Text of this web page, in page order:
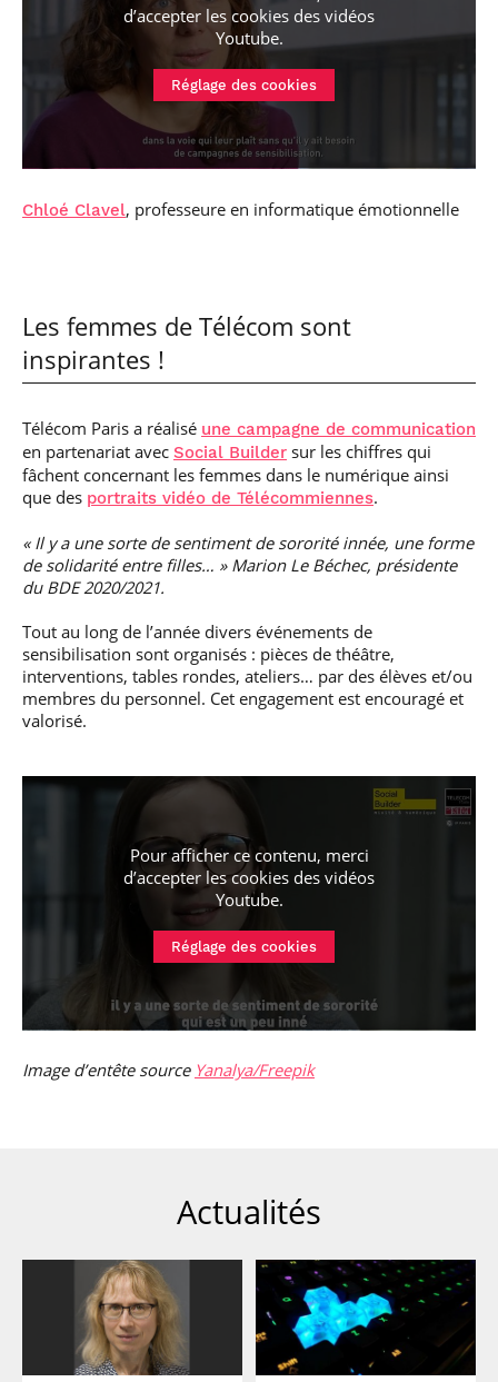
d’accepter les cookies des vidéos
Youtube.
Réglage des cookies
Chloé Clavel, professeure en informatique émotionnelle
Les femmes de Télécom sont
inspirantes !
Télécom Paris a réalisé une campagne de communication
en partenariat avec Social Builder sur les chiffres qui
fâchent concernant les femmes dans le numérique ainsi
que des portraits vidéo de Télécommiennes.
« Il y a une sorte de sentiment de sororité innée, une forme
de solidarité entre filles… » Marion Le Béchec, présidente
du BDE 2020/2021.
Tout au long de l’année divers événements de
sensibilisation sont organisés : pièces de théâtre,
interventions, tables rondes, ateliers… par des élèves et/ou
membres du personnel. Cet engagement est encouragé et
valorisé.
Pour afficher ce contenu, merci
d’accepter les cookies des vidéos
Youtube.
Réglage des cookies
Image d’entête source Yanalya/Freepik
Actualités